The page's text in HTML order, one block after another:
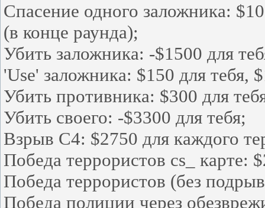
Спасение одного заложника:
(в конце раунда);
Убить заложника: -$1500 для
'Use' заложника: $150 для тебя,
Убить противника: $300 для
Убить своего: -$3300 для тебя;
Взрыв C4: $2750 для каждого
Победа террористов cs_ карте:
Победа террористов (без
Победа полиции через